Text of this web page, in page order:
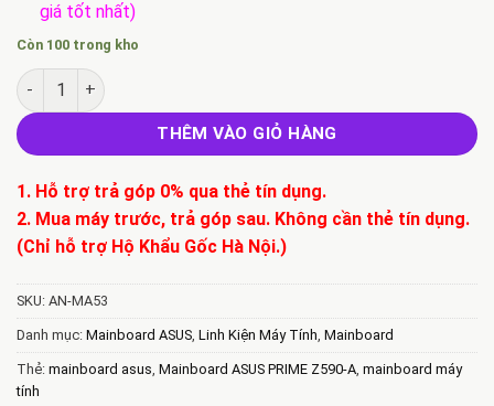
giá tốt nhất)
Còn 100 trong kho
Mainboard ASUS PRIME Z590-A số lượng
THÊM VÀO GIỎ HÀNG
1. Hỗ trợ trả góp 0% qua thẻ tín dụng.
2. Mua máy trước, trả góp sau. Không cần thẻ tín dụng.
(Chỉ hỗ trợ Hộ Khẩu Gốc Hà Nội.)
SKU: AN-MA53
Danh mục: Mainboard ASUS, Linh Kiện Máy Tính, Mainboard
Thẻ: mainboard asus, Mainboard ASUS PRIME Z590-A, mainboard máy
tính